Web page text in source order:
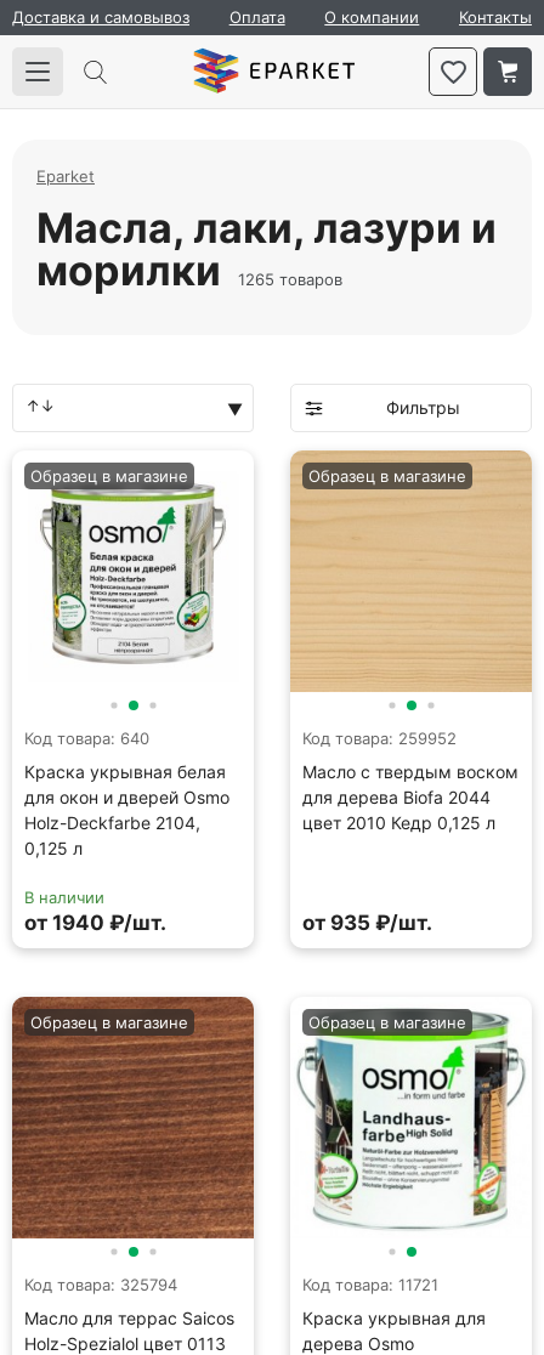
Доставка и самовывоз Оплата О компании Контакты
Eparket
Масла, лаки, лазури и
морилки
1265 товаров
Фильтры
Код товара: 640
Краска укрывная белая
для окон и дверей Osmo
Holz-Deckfarbe 2104,
0,125 л
Образец в магазине
В наличии
от 1940 ₽/шт.
Код товара: 259952
Масло с твердым воском
для дерева Biofa 2044
цвет 2010 Кедр 0,125 л
Образец в магазине
от 935 ₽/шт.
Код товара: 325794
Масло для террас Saicos
Holz-Spezialol цвет 0113
Образец в магазине
Код товара: 11721
Краска укрывная для
дерева Osmo
Образец в магазине